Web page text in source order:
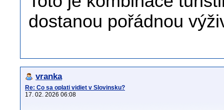
dostanou pořádnou
vranka
Re: Co sa oplati vidiet v Slovinsku?
17. 02. 2026 06:08